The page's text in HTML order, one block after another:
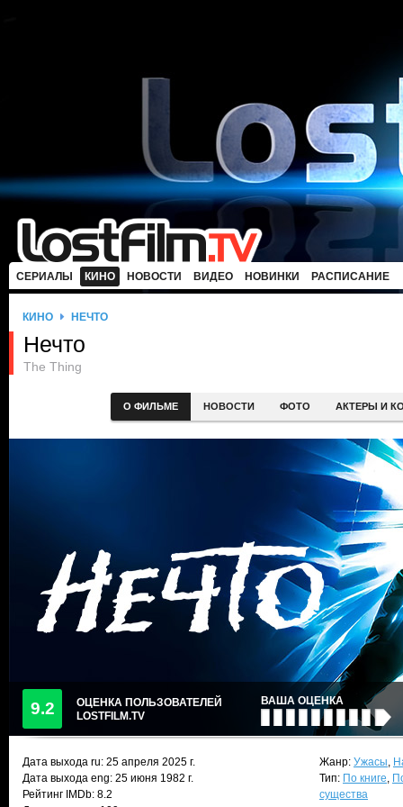
СЕРИАЛЫ КИНО НОВОСТИ ВИДЕО НОВИНКИ РАСПИСАНИЕ
КИНО НЕЧТО
Нечто
The Thing
О ФИЛЬМЕ НОВОСТИ ФОТО АКТЕРЫ И
9.2
ОЦЕНКА ПОЛЬЗОВАТЕЛЕЙ
LOSTFILM.TV
ВАША ОЦЕНКА
Дата выхода ru: 25 апреля 2025 г.
Дата выхода eng: 25 июня 1982 г.
Рейтинг IMDb: 8.2
Жанр: Ужасы,
Тип: По книге,
существа